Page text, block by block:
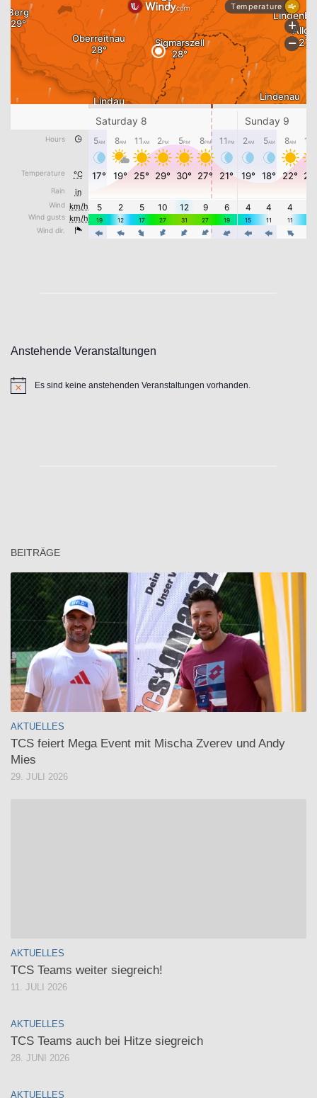
Anstehende Veranstaltungen
HinweisEs sind keine anstehenden Veranstaltungen vorhanden.
BEITRÄGE
AKTUELLES
TCS feiert Mega Event mit Mischa Zverev und Andy
Mies
29. JULI 2026
AKTUELLES
TCS Teams weiter siegreich!
11. JULI 2026
AKTUELLES
TCS Teams auch bei Hitze siegreich
28. JUNI 2026
AKTUELLES